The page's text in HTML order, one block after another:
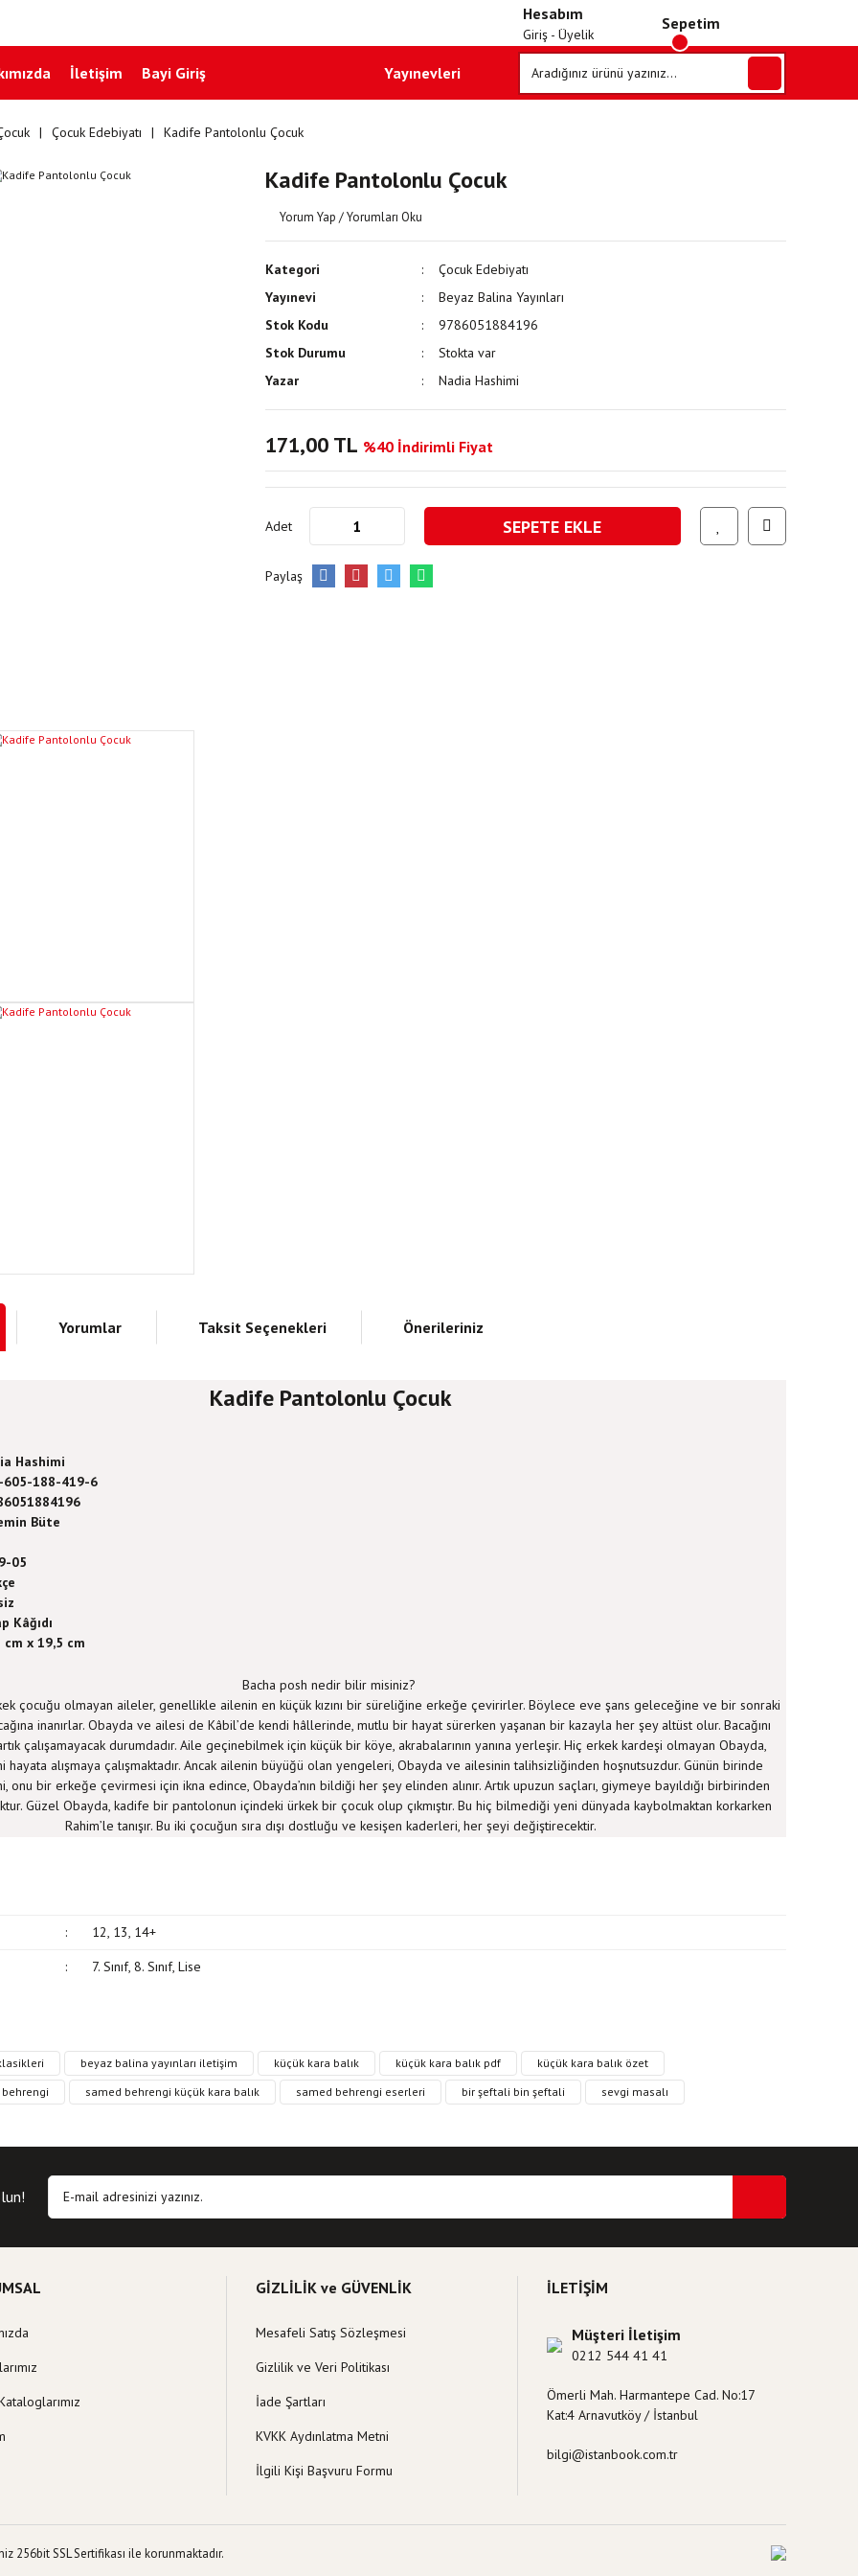
Hesabım
Giriş - Üyelik
Sepetim
İletişim Bayi Giriş Yayınevleri
Çocuk Edebiyatı Kadife Pantolonlu Çocuk
Kadife Pantolonlu Çocuk
Yorum Yap / Yorumları Oku
Kategori
Çocuk Edebiyatı
Yayınevi
Beyaz Balina Yayınları
Stok Kodu
9786051884196
Stok Durumu
Stokta var
Yazar
Nadia Hashimi
171,00 TL %40 İndirimli Fiyat
Adet SEPETE EKLE
Paylaş
Yorumlar Taksit Seçenekleri Önerileriniz
Kadife Pantolonlu Çocuk
Hashimi
188-419-6
Büte
05
Kâğıdı
x 19,5 cm
Bacha posh nedir bilir misiniz?
çocuğu olmayan aileler, genellikle ailenin en küçük kızını bir süreliğine erkeğe çevirirler. Böylece eve şans geleceğine ve bir sonraki
inanırlar. Obayda ve ailesi de Kâbil’de kendi hâllerinde, mutlu bir hayat sürerken yaşanan bir kazayla her şey altüst olur. Bacağını
çalışamayacak durumdadır. Aile geçinebilmek için küçük bir köye, akrabalarının yanına yerleşir. Hiç erkek kardeşi olmayan Obayda,
hayata alışmaya çalışmaktadır. Ancak ailenin büyüğü olan yengeleri, Obayda ve ailesinin talihsizliğinden hoşnutsuzdur. Günün birinde
onu bir erkeğe çevirmesi için ikna edince, Obayda’nın bildiği her şey elinden alınır. Artık upuzun saçları, giymeye bayıldığı birbirinden
Güzel Obayda, kadife bir pantolonun içindeki ürkek bir çocuk olup çıkmıştır. Bu hiç bilmediği yeni dünyada kaybolmaktan korkarken
Rahim’le tanışır. Bu iki çocuğun sıra dışı dostluğu ve kesişen kaderleri, her şeyi değiştirecektir.
:
12, 13, 14+
:
7. Sınıf, 8. Sınıf, Lise
Bu kitaba ilk yorumu siz yapın!
Yorum Yaz
kitap açıklamalarında ve diğer konularda yetersiz gördüğünüz noktaları öneri formunu kullanarak tarafımıza iletebilirsiniz.
teşekkür ederiz.
bulunuyor.
daha pahalı.
Gönder
beyaz balina yayınları iletişim küçük kara balık küçük kara balık pdf
küçük kara balık özet
samed behrengi küçük kara balık samed behrengi eserleri bir şeftali bin şeftali sevgi masalı
GİZLİLİK ve GÜVENLİK
Mesafeli Satış Sözleşmesi
Gizlilik ve Veri Politikası
İade Şartları
KVKK Aydınlatma Metni
İlgili Kişi Başvuru Formu
İLETİŞİM
Müşteri İletişim
0212 544 41 41
Ömerli Mah. Harmantepe Cad. No:17
Kat:4 Arnavutköy / İstanbul
bilgi@istanbook.com.tr
SSL Sertifikası ile korunmaktadır.